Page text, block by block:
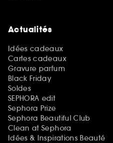
Actualités
Idées cadeaux
Cartes cadeaux
Gravure parfum
Black Friday
Soldes
SEPHORA edit
Sephora Prize
Sephora Beautiful Club
Clean at Sephora
Idées & Inspirations Beauté